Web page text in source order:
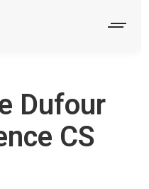
Dufour
CS